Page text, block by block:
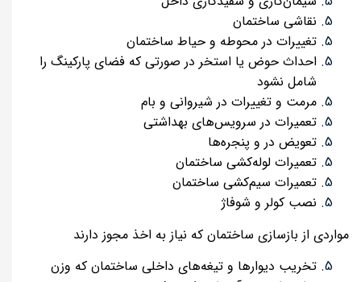
نقاشی ساختمان
تغییرات در محوطه و حیاط ساختمان
احداث حوض یا استخر در صورتی که فضای پارکینگ را
شامل نشود
مرمت و تغییرات در شیروانی و بام
تعمیرات در سرویس‌های بهداشتی
تعویض در و پنجره‌ها
تعمیرات لوله‌کشی ساختمان
تعمیرات سیم‌کشی ساختمان
نصب کولر و شوفاژ
مواردی از بازسازی ساختمان که نیاز به اخذ مجوز دارند
تخریب دیوارها و تیغه‌های داخلی ساختمان که وزن